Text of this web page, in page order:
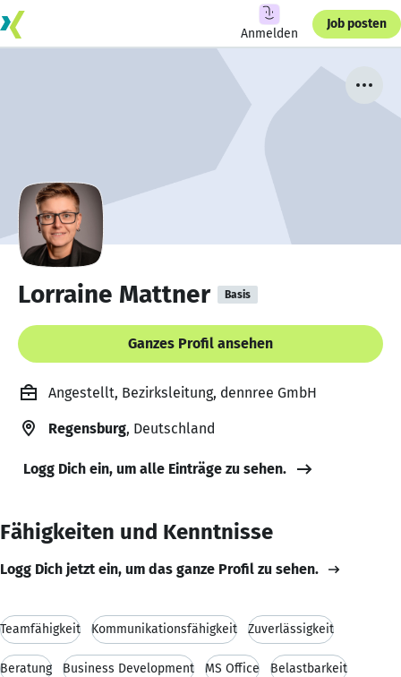
Anmelden
Job posten
Lorraine Mattner Basis
Ganzes Profil ansehen
Angestellt, Bezirksleitung, dennree GmbH
Regensburg, Deutschland
Logg Dich ein, um alle Einträge zu sehen.
Fähigkeiten und Kenntnisse
Logg Dich jetzt ein, um das ganze Profil zu sehen.
Teamfähigkeit Kommunikationsfähigkeit Zuverlässigkeit
Beratung Business Development MS Office Belastbarkeit